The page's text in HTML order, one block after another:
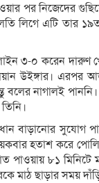
পর নিজেদের
লিগে এটি তার
৩-০ করেন দারুণ
উইঙ্গার।
বলের নাগালই
বাড়ানোর
হতাশ করে
পাওয়ায় ৮১
মাঠ ছাড়ার সময়